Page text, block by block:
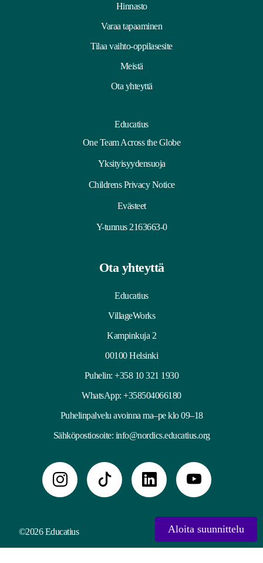
Hinnasto
Varaa tapaaminen
Tilaa vaihto-oppilasesite
Meistä
Ota yhteyttä
Educatius
One Team Across the Globe
Yksityisyydensuoja
Childrens Privacy Notice
Evästeet
Y-tunnus 2163663-0
Ota yhteyttä
Educatius
VillageWorks
Kampinkuja 2
00100 Helsinki
Puhelin:+358 10 321 1930
WhatsApp: +358504066180
Puhelinpalvelu avoinna ma–pe klo 09–18
Sähköpostiosoite: info@nordics.educatius.org
©2026 Educatius Aloita suunnittelu